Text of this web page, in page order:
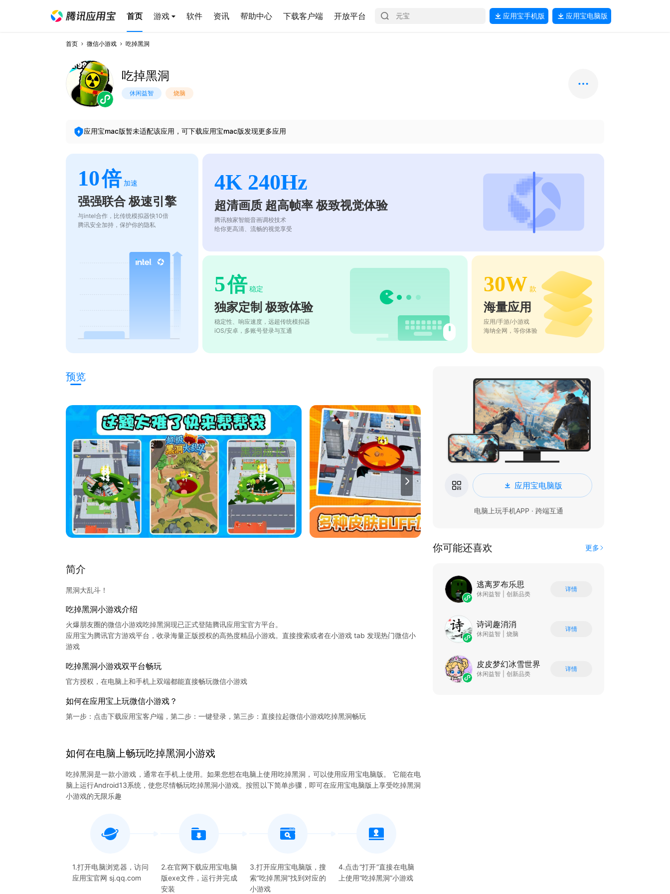
首页 游戏 软件 资讯 帮助中心 下载客户端 开放平台 应用宝手机版 应用宝电脑版
首页 微信小游戏 吃掉黑洞
吃掉黑洞
休闲益智 烧脑
应用宝mac版暂未适配该应用，可下载应用宝mac版发现更多应用
10倍 加速
强强联合 极速引擎
与intel合作，比传统模拟器快10倍
腾讯安全加持，保护你的隐私
4K 240Hz
超清画质 超高帧率 极致视觉体验
腾讯独家智能音画调校技术
给你更高清、流畅的视觉享受
5倍 稳定
独家定制 极致体验
稳定性、响应速度，远超传统模拟器
iOS/安卓，多账号登录与互通
30W 款
海量应用
应用/手游/小游戏
海纳全网，等你体验
预览
简介
黑洞大乱斗！
吃掉黑洞小游戏介绍
火爆朋友圈的微信小游戏吃掉黑洞现已正式登陆腾讯应用宝官方平台。
应用宝为腾讯官方游戏平台，收录海量正版授权的高热度精品小游戏。直接搜索或者在小游戏 tab 发现热门微信小
吃掉黑洞小游戏双平台畅玩
官方授权，在电脑上和手机上双端都能直接畅玩微信小游戏
如何在应用宝上玩微信小游戏？
第一步：点击下载应用宝客户端，第二步：一键登录，第三步：直接拉起微信小游戏吃掉黑洞畅玩
如何在电脑上畅玩吃掉黑洞小游戏
吃掉黑洞是一款小游戏，通常在手机上使用。如果您想在电脑上使用吃掉黑洞，可以使用应用宝电脑版。 它能在电
脑上运行Android13系统，使您尽情畅玩吃掉黑洞小游戏。按照以下简单步骤，即可在应用宝电脑版上享受吃掉黑洞
小游戏的无限乐趣
1.打开电脑浏览器，访问
应用宝官网 sj.qq.com
2.在官网下载应用宝电脑
版exe文件，运行并完成
安装
3.打开应用宝电脑版，搜
索“吃掉黑洞”找到对应的
小游戏
4.点击“打开”直接在电脑
上使用“吃掉黑洞”小游戏
应用宝电脑版
电脑上玩手机APP · 跨端互通
你可能还喜欢 更多
逃离罗布乐思
休闲益智 创新品类
详情
诗词趣消消
休闲益智 烧脑
详情
皮皮梦幻冰雪世界
休闲益智 创新品类
详情